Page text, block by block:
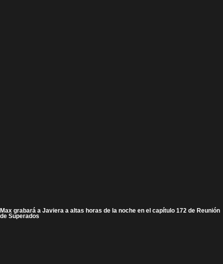
Max grabará a Javiera a altas horas de la noche en el capítulo 172 de Reunión
de Superados